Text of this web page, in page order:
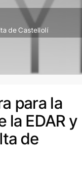
de Castellolí
para la
la EDAR y
de